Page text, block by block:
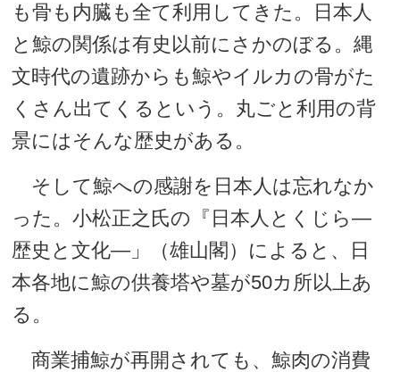
も骨も内臓も全て利用してきた。日本人
と鯨の関係は有史以前にさかのぼる。縄
文時代の遺跡からも鯨やイルカの骨がた
くさん出てくるという。丸ごと利用の背
景にはそんな歴史がある。
そして鯨への感謝を日本人は忘れなか
った。小松正之氏の『日本人とくじら―
歴史と文化―」（雄山閣）によると、日
本各地に鯨の供養塔や墓が50カ所以上あ
る。
商業捕鯨が再開されても、鯨肉の消費